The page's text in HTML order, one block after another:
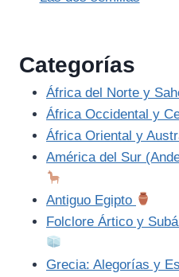
Categorías
África del Norte y
África Occidental y
África Oriental y
América del Sur
Antiguo Egipto
Folclore Ártico y
Grecia: Alegorías y